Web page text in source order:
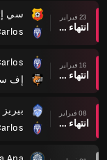
23 فبراير
انتهاء وقت المباراة
سي
16 فبراير
انتهاء وقت المباراة
إف
08 فبراير
انتهاء وقت المباراة